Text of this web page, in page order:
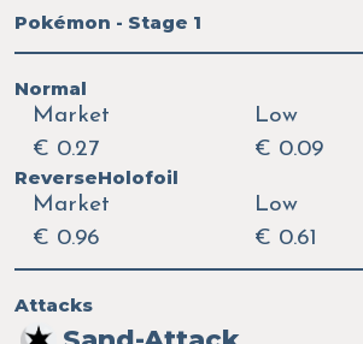
Pokémon - Stage 1
Normal
Market
€ 0.27
Low
€ 0.09
ReverseHolofoil
Market
€ 0.96
Low
€ 0.61
Attacks